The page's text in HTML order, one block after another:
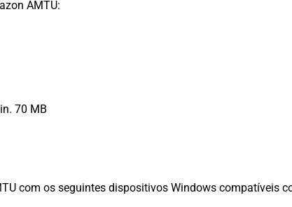
AMTU:
70 MB
com os seguintes dispositivos Windows compatíveis